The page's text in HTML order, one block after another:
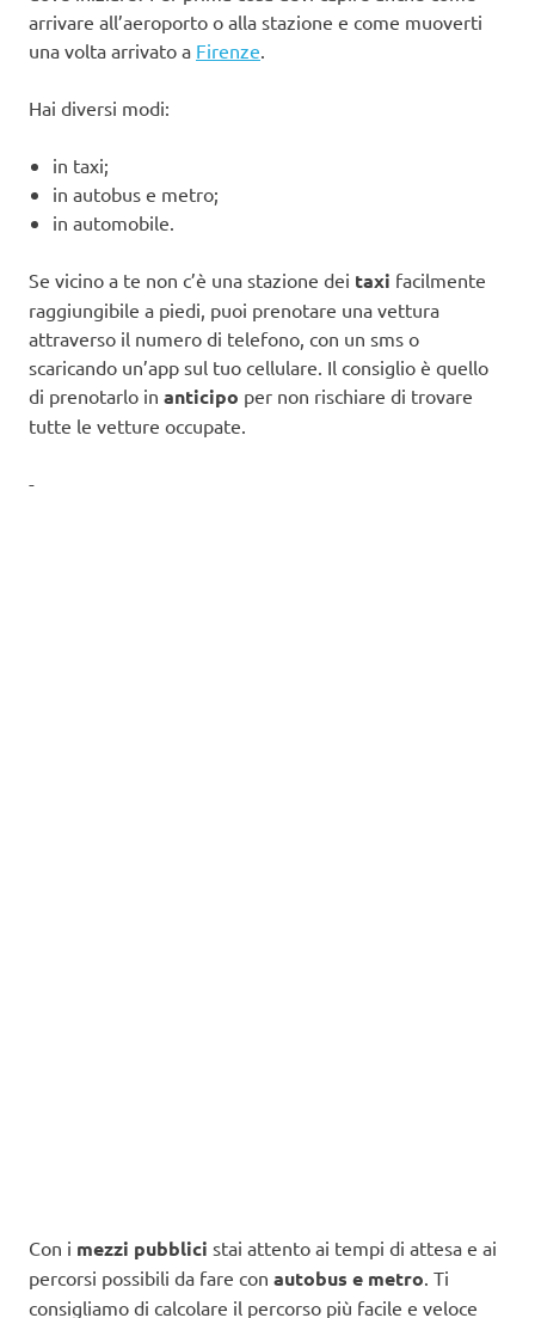
arrivare all’aeroporto o alla stazione e come muoverti
una volta arrivato a Firenze.
Hai diversi modi:
in taxi;
in autobus e metro;
in automobile.
Se vicino a te non c’è una stazione dei taxi facilmente
raggiungibile a piedi, puoi prenotare una vettura
attraverso il numero di telefono, con un sms o
scaricando un’app sul tuo cellulare. Il consiglio è quello
di prenotarlo in anticipo per non rischiare di trovare
tutte le vetture occupate.
-
Con i mezzi pubblici stai attento ai tempi di attesa e ai
percorsi possibili da fare con autobus e metro. Ti
consigliamo di calcolare il percorso più facile e veloce